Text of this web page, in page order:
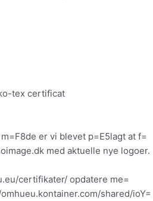
tex certificat
er vi blevet p=E5lagt at f=
med aktuelle nye logoer.
certifikater/ opdatere me=
shared/ioY=